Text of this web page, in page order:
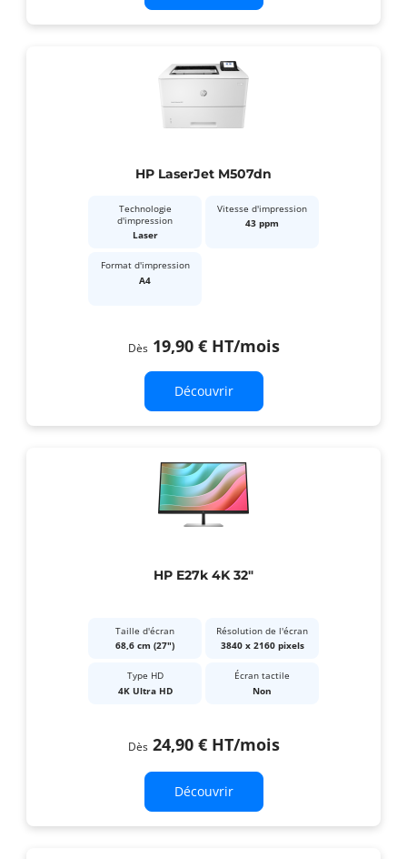
HP LaserJet M507dn
Technologie
d'impression
Laser
Vitesse d'impression
43 ppm
Format d'impression
A4
Dès 19,90 € HT/mois
Découvrir
HP E27k 4K 32"
Taille d'écran
68,6 cm (27")
Résolution de l'écran
3840 x 2160 pixels
Type HD
4K Ultra HD
Écran tactile
Non
Dès 24,90 € HT/mois
Découvrir